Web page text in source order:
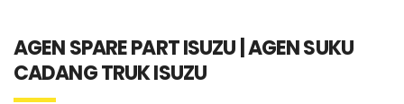
AGEN SPARE PART ISUZU | AGEN SUKU
CADANG TRUK ISUZU